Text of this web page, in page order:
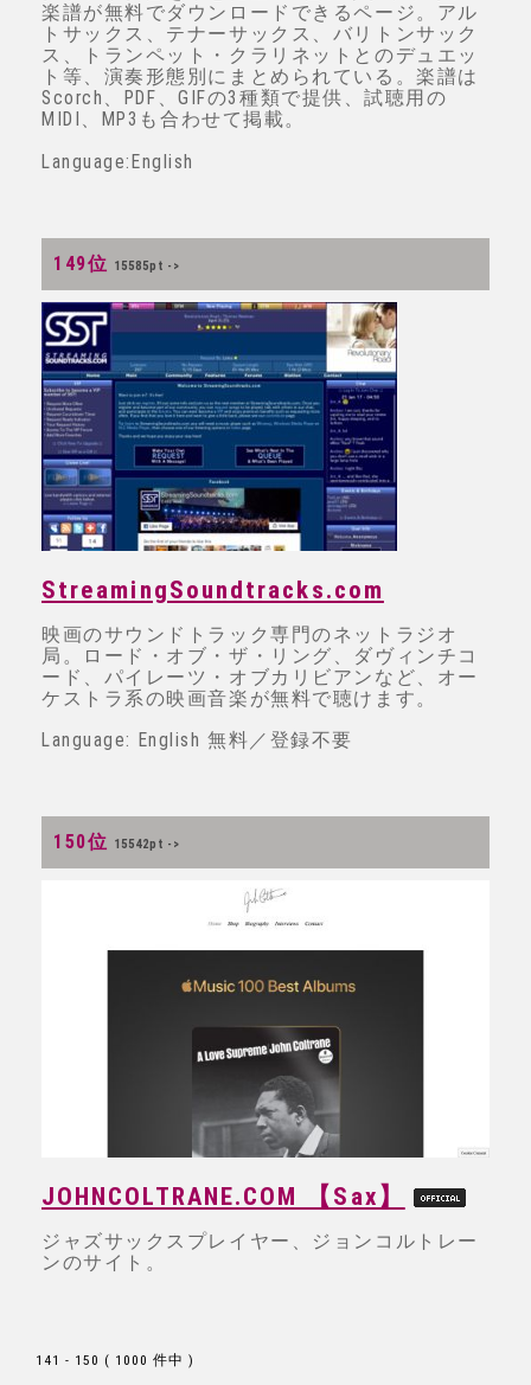
楽譜が無料でダウンロードできるページ。アル
トサックス、テナーサックス、バリトンサック
ス、トランペット・クラリネットとのデュエッ
ト等、演奏形態別にまとめられている。楽譜は
Scorch、PDF、GIFの3種類で提供、試聴用の
MIDI、MP3も合わせて掲載。
Language:English
149位 15585pt ->
StreamingSoundtracks.com
映画のサウンドトラック専門のネットラジオ
局。ロード・オブ・ザ・リング、ダヴィンチコ
ード、パイレーツ・オブカリビアンなど、オー
ケストラ系の映画音楽が無料で聴けます。
Language: English 無料／登録不要
150位 15542pt ->
JOHNCOLTRANE.COM 【Sax】
ジャズサックスプレイヤー、ジョンコルトレー
ンのサイト。
141 - 150 ( 1000 件中 )